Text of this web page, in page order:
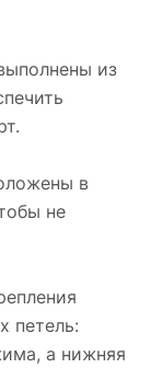
из
в
не
петель:
а нижняя